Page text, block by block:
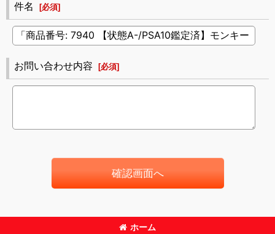
件名 [必須]
お問い合わせ内容 [必須]
確認画面へ
ホーム